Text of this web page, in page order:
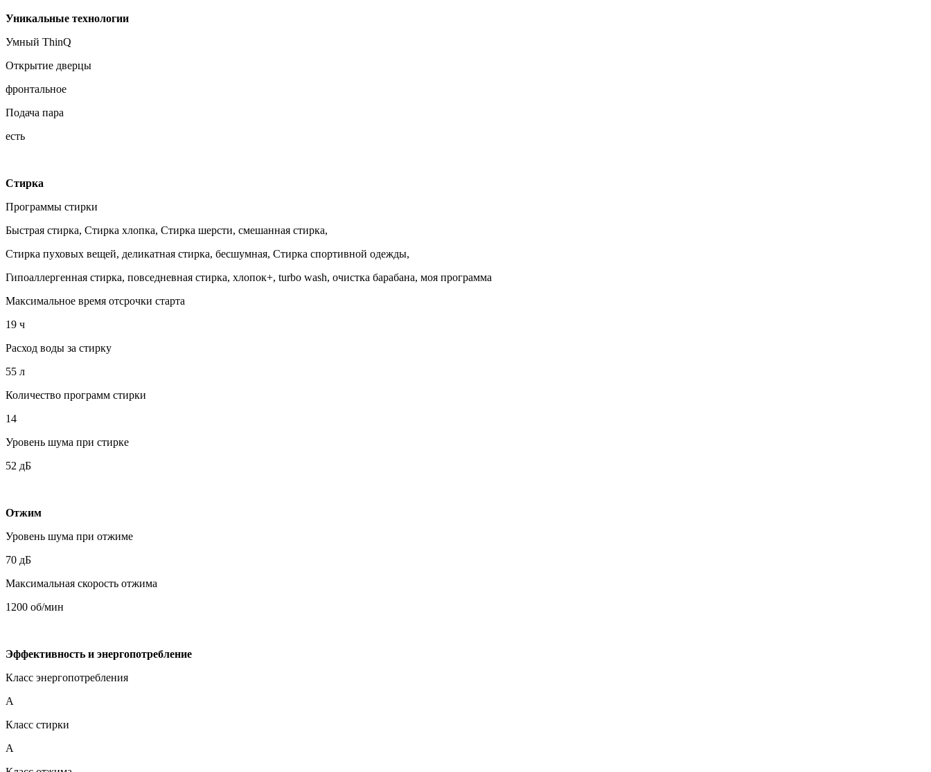
Уникальные технологии
Умный ThinQ
Открытие дверцы
фронтальное
Подача пара
есть
Стирка
Программы стирки
Быстрая стирка, Стирка хлопка, Стирка шерсти, смешанная стирка,
Стирка пуховых вещей, деликатная стирка, бесшумная, Стирка спортивной одежды,
Гипоаллергенная стирка, повседневная стирка, хлопок+, turbo wash, очистка барабана, моя программа
Максимальное время отсрочки старта
19 ч
Расход воды за стирку
55 л
Количество программ стирки
14
Уровень шума при стирке
52 дБ
Отжим
Уровень шума при отжиме
70 дБ
Максимальная скорость отжима
1200 об/мин
Эффективность и энергопотребление
Класс энергопотребления
A
Класс стирки
A